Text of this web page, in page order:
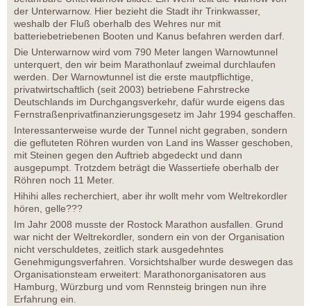
der Unterwarnow. Hier bezieht die Stadt ihr Trinkwasser,
weshalb der Fluß oberhalb des Wehres nur mit
batteriebetriebenen Booten und Kanus befahren werden darf.
Die Unterwarnow wird vom 790 Meter langen Warnowtunnel
unterquert, den wir beim Marathonlauf zweimal durchlaufen
werden. Der Warnowtunnel ist die erste mautpflichtige,
privatwirtschaftlich (seit 2003) betriebene Fahrstrecke
Deutschlands im Durchgangsverkehr, dafür wurde eigens das
Fernstraßenprivatfinanzierungsgesetz im Jahr 1994 geschaffen.
Interessanterweise wurde der Tunnel nicht gegraben, sondern
die gefluteten Röhren wurden von Land ins Wasser geschoben,
mit Steinen gegen den Auftrieb abgedeckt und dann
ausgepumpt. Trotzdem beträgt die Wassertiefe oberhalb der
Röhren noch 11 Meter.
Hihihi alles recherchiert, aber ihr wollt mehr vom Weltrekordler
hören, gelle???
Im Jahr 2008 musste der Rostock Marathon ausfallen. Grund
war nicht der Weltrekordler, sondern ein von der Organisation
nicht verschuldetes, zeitlich stark ausgedehntes
Genehmigungsverfahren. Vorsichtshalber wurde deswegen das
Organisationsteam erweitert: Marathonorganisatoren aus
Hamburg, Würzburg und vom Rennsteig bringen nun ihre
Erfahrung ein.